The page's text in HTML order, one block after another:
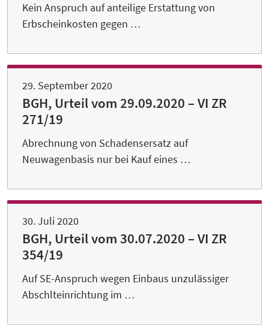
Kein Anspruch auf anteilige Erstattung von
Erbscheinkosten gegen …
29. September 2020
BGH, Urteil vom 29.09.2020 – VI ZR
271/19
Abrechnung von Schadensersatz auf
Neuwagenbasis nur bei Kauf eines …
30. Juli 2020
BGH, Urteil vom 30.07.2020 – VI ZR
354/19
Auf SE-Anspruch wegen Einbaus unzulässiger
Abschlteinrichtung im …